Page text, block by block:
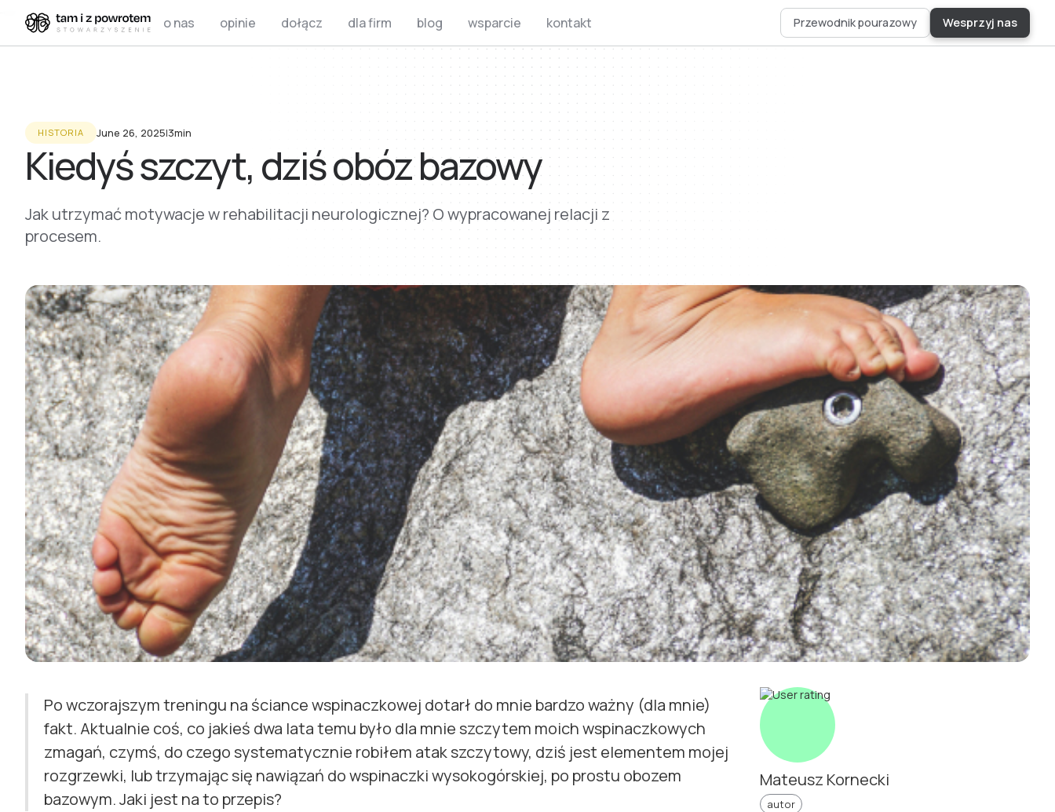
o nas opinie dołącz dla firm blog wsparcie kontakt Przewodnik pourazowy Wesprzyj nas
HISTORIA June 26, 2025I3min
Kiedyś szczyt, dziś obóz bazowy
Jak utrzymać motywacje w rehabilitacji neurologicznej? O wypracowanej relacji z
procesem.
Po wczorajszym treningu na ściance wspinaczkowej dotarł do mnie bardzo ważny (dla mnie)
fakt. Aktualnie coś, co jakieś dwa lata temu było dla mnie szczytem moich wspinaczkowych
zmagań, czymś, do czego systematycznie robiłem atak szczytowy, dziś jest elementem mojej
rozgrzewki, lub trzymając się nawiązań do wspinaczki wysokogórskiej, po prostu obozem
bazowym. Jaki jest na to przepis?
Mateusz Kornecki
autor